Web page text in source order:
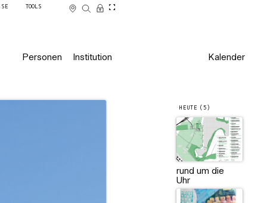
TOOLS
Personen Institution Kalender
HEUTE (5)
rund um die
Uhr